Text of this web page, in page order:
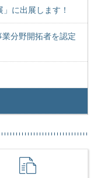
に出展します！
業分野開拓者を認定